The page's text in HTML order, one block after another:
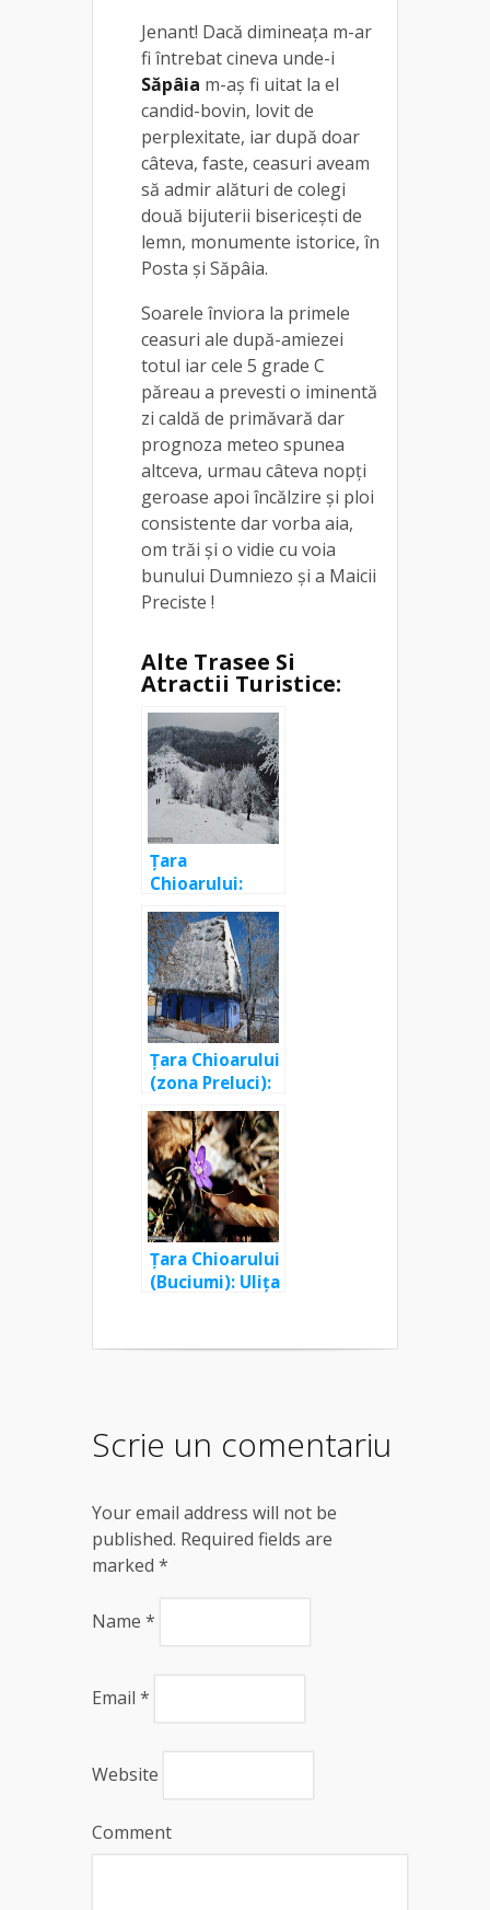
Jenant! Dacă dimineața m-ar
fi întrebat cineva unde-i
Săpâia m-aș fi uitat la el
candid-bovin, lovit de
perplexitate, iar după doar
câteva, faste, ceasuri aveam
să admir alături de colegi
două bijuterii bisericești de
lemn, monumente istorice, în
Posta și Săpâia.
Soarele înviora la primele
ceasuri ale după-amiezei
totul iar cele 5 grade C
păreau a prevesti o iminentă
zi caldă de primăvară dar
prognoza meteo spunea
altceva, urmau câteva nopți
geroase apoi încălzire și ploi
consistente dar vorba aia,
om trăi și o vidie cu voia
bunului Dumniezo și a Maicii
Preciste !
Alte Trasee Si
Atractii Turistice:
Țara
Chioarului:
Vărai – Durușa
– Cornu Pleșii
Țara Chioarului
(zona Preluci):
Din Copalnic pe
valea Domoșa
în Copalnic
Deal, Preluca
Nouă și Aspra
Țara Chioarului
(Buciumi): Ulița
Scrie un comentariu
Your email address will not be
published. Required fields are
marked *
Name *
Email *
Website
Comment